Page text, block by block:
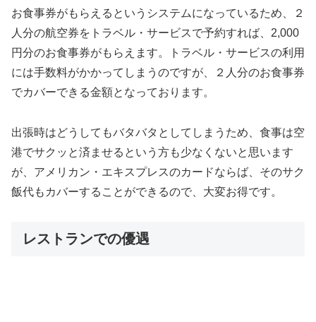
お食事券がもらえるというシステムになっているため、２
人分の航空券をトラベル・サービスで予約すれば、2,000
円分のお食事券がもらえます。トラベル・サービスの利用
には手数料がかかってしまうのですが、２人分のお食事券
でカバーできる金額となっております。
出張時はどうしてもバタバタとしてしまうため、食事は空
港でサクッと済ませるという方も少なくないと思います
が、アメリカン・エキスプレスのカードならば、そのサク
飯代もカバーすることができるので、大変お得です。
レストランでの優遇